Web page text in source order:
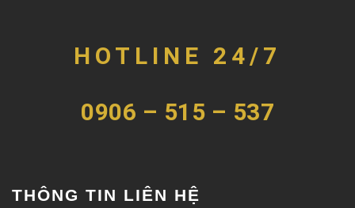
HOTLINE 24/7
0906 – 515 – 537
THÔNG TIN LIÊN HỆ